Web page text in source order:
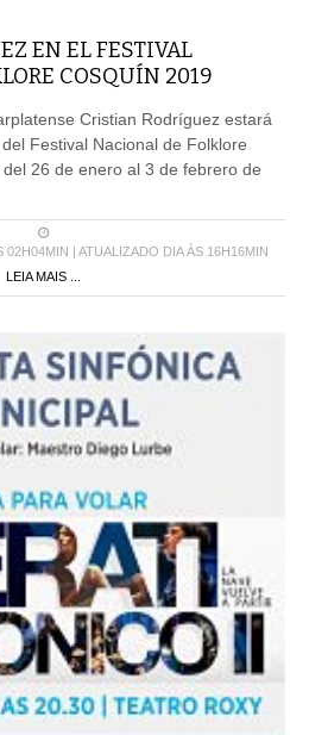
EN EL FESTIVAL
COSQUÍN 2019
Cristian Rodríguez estará
Festival Nacional de Folklore
26 de enero al 3 de febrero de
02H04MIN | ATUALIZADO DIA ÀS 16H16MIN
LEIA MAIS ...